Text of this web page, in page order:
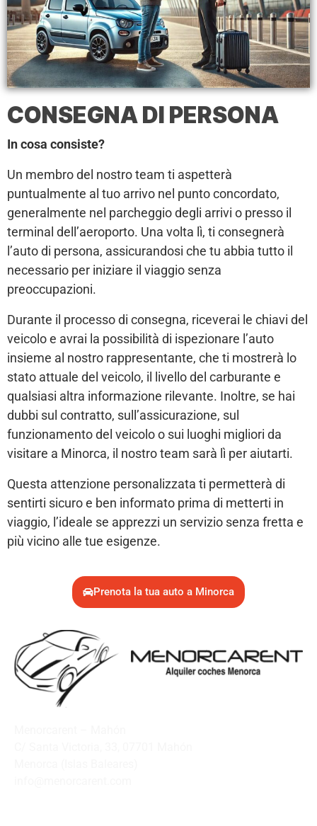
CONSEGNA DI PERSONA
In cosa consiste?
Un membro del nostro team ti aspetterà
puntualmente al tuo arrivo nel punto concordato,
generalmente nel parcheggio degli arrivi o presso il
terminal dell’aeroporto. Una volta lì, ti consegnerà
l’auto di persona, assicurandosi che tu abbia tutto il
necessario per iniziare il viaggio senza
preoccupazioni.
Durante il processo di consegna, riceverai le chiavi del
veicolo e avrai la possibilità di ispezionare l’auto
insieme al nostro rappresentante, che ti mostrerà lo
stato attuale del veicolo, il livello del carburante e
qualsiasi altra informazione rilevante. Inoltre, se hai
dubbi sul contratto, sull’assicurazione, sul
funzionamento del veicolo o sui luoghi migliori da
visitare a Minorca, il nostro team sarà lì per aiutarti.
Questa attenzione personalizzata ti permetterà di
sentirti sicuro e ben informato prima di metterti in
viaggio, l’ideale se apprezzi un servizio senza fretta e
più vicino alle tue esigenze.
Prenota la tua auto a Minorca